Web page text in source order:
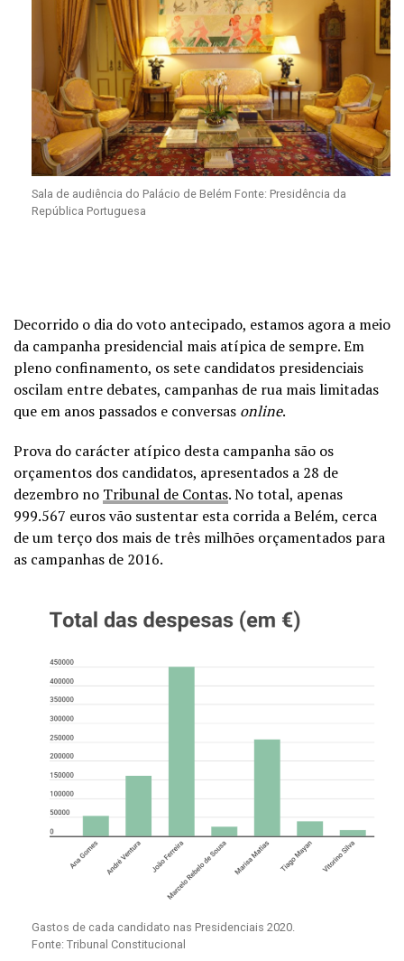
Sala de audiência do Palácio de Belém Fonte: Presidência da
República Portuguesa
Decorrido o dia do voto antecipado, estamos agora a meio
da campanha presidencial mais atípica de sempre. Em
pleno confinamento, os sete candidatos presidenciais
oscilam entre debates, campanhas de rua mais limitadas
que em anos passados e conversas online.
Prova do carácter atípico desta campanha são os
orçamentos dos candidatos, apresentados a 28 de
dezembro no Tribunal de Contas. No total, apenas
999.567 euros vão sustentar esta corrida a Belém, cerca
de um terço dos mais de três milhões orçamentados para
as campanhas de 2016.
Gastos de cada candidato nas Presidenciais 2020.
Fonte: Tribunal Constitucional